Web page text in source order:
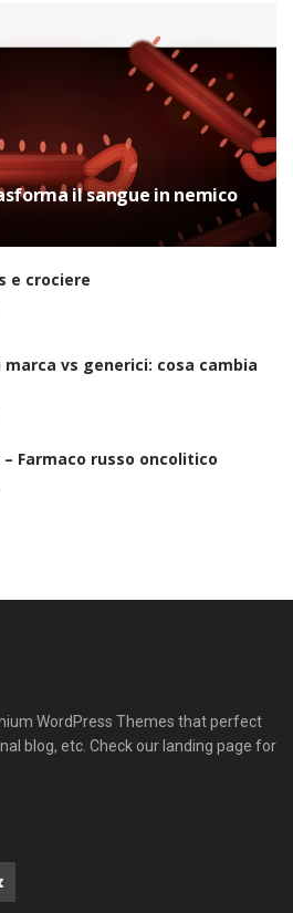
il sangue in nemico
e crociere
marca vs generici: cosa cambia
Farmaco russo oncolitico
WordPress Themes that perfect
blog, etc. Check our landing page for